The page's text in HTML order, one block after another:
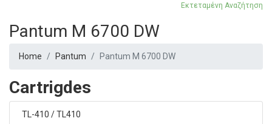
Εκτεταμένη Αναζήτηση
Pantum M 6700 DW
Home Pantum Pantum M 6700 DW
Cartrigdes
TL-410 / TL410